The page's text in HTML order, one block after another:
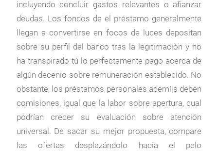
incluyendo concluir gastos relevantes o afianzar
deudas. Los fondos de el préstamo generalmente
llegan a convertirse en focos de luces depositan
sobre su perfil del banco tras la legitimación y no
ha transpirado tú lo perfectamente pago acerca de
algún decenio sobre remuneración establecido. No
obstante, los préstamos personales ademí¡s deben
comisiones, igual que la labor sobre apertura, cual
podrían crecer su evaluación sobre atención
universal. De sacar su mejor propuesta, compare
las ofertas desplazándolo hacia el pelo